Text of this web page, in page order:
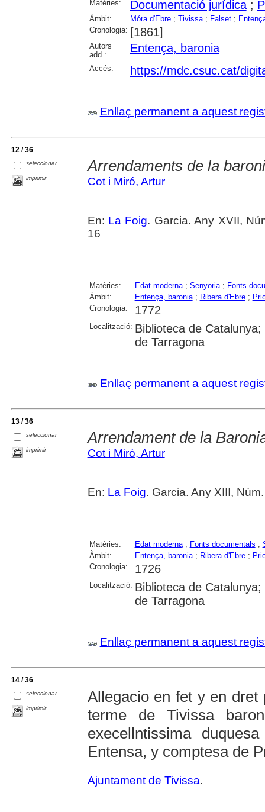
Matèries: Documentació jurídica;
Àmbit: Móra d'Ebre; Tivissa; Falset;
Cronologia: [1861]
Autors
add.:
Entença, baronia
Accés: https://mdc.csuc.cat/
Enllaç permanent a aquest
12 / 36
seleccionar
imprimir
Arrendaments de la
Cot i Miró, Artur
En: La Foig. Garcia. Any XVII,
16
Matèries: Edat moderna; Senyoria; Fonts
Àmbit:
Entença, baronia; Ribera d'Ebre;
Cronologia:
1772
Localització: Biblioteca de
de Tarragona
Enllaç permanent a aquest
13 / 36
seleccionar
imprimir
Arrendament de la
Cot i Miró, Artur
En: La Foig. Garcia. Any XIII,
Matèries: Edat moderna; Fonts documentals ;
Àmbit:
Entença, baronia; Ribera d'Ebre;
Cronologia:
1726
Localització: Biblioteca de
de Tarragona
Enllaç permanent a aquest
14 / 36
seleccionar
imprimir
Allegacio en fet y en
terme de Tivissa
execellntissima
Entensa, y comptesa de
Ajuntament de Tivissa.